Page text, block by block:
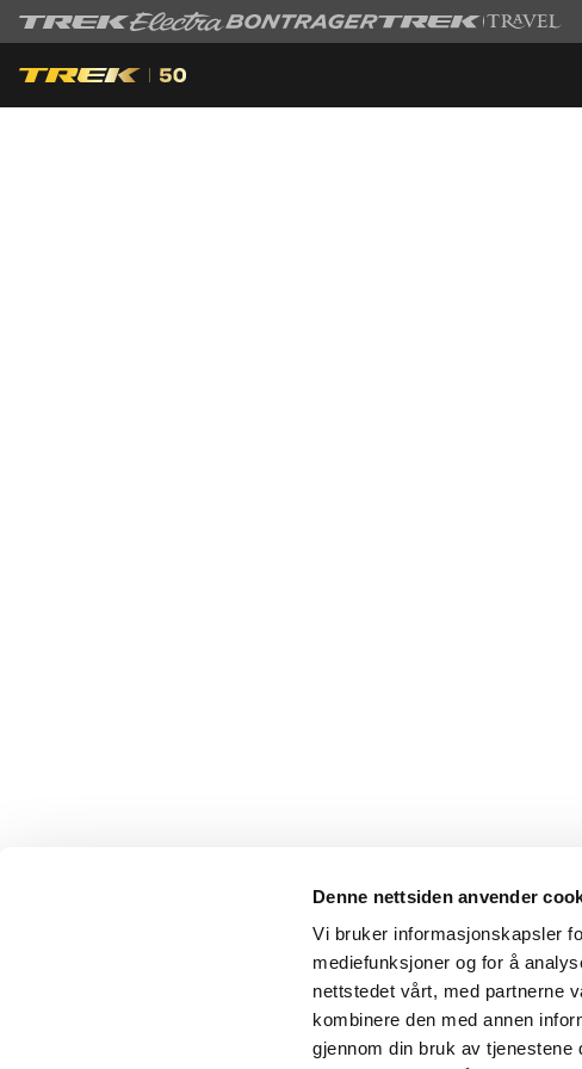
Denne nettsiden anvender
Vi bruker informasjonskapsler
mediefunksjoner og for å
nettstedet vårt, med partnerne
kombinere den med annen
gjennom din bruk av